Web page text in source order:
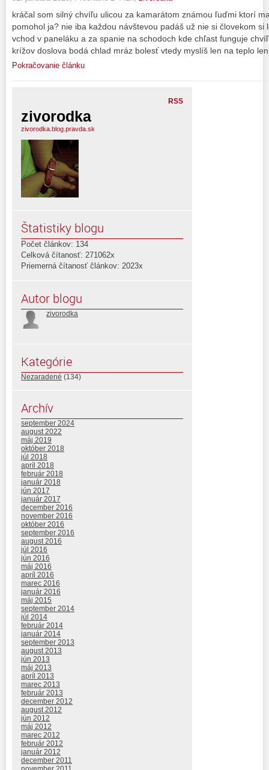
kráčal som silný chvíľu ulicou za kamarátom známou ľuďmi ktorí
pomohol ja? nie iba každou návštevou padáš už nie si človekom
vchod v paneláku a za spanie na schodoch kde chľast funguje
krížov doslova bodá chlad mráz bolesť vtedy myslíš len na teplo
Pokračovanie článku
RSS
zivorodka
zivorodka.blog.pravda.sk
Štatistiky blogu
Počet článkov: 134
Celková čítanosť: 271062x
Priemerná čítanosť článkov: 2023x
Autor blogu
zivorodka
Kategórie
Nezaradené (134)
Archív
september 2024
august 2022
máj 2019
október 2018
júl 2018
apríl 2018
február 2018
január 2018
jún 2017
január 2017
december 2016
november 2016
október 2016
september 2016
august 2016
júl 2016
jún 2016
máj 2016
apríl 2016
marec 2016
január 2016
máj 2015
september 2014
júl 2014
február 2014
január 2014
september 2013
august 2013
jún 2013
máj 2013
apríl 2013
marec 2013
február 2013
december 2012
august 2012
jún 2012
máj 2012
marec 2012
február 2012
január 2012
december 2011